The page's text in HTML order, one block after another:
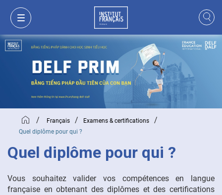
MON PANIER CONNEXION
/ Français / Examens & certifications /
Quel diplôme pour qui ?
Quel diplôme pour qui ?
Vous souhaitez valider vos compétences en langue
française en obtenant des diplômes et des certifications